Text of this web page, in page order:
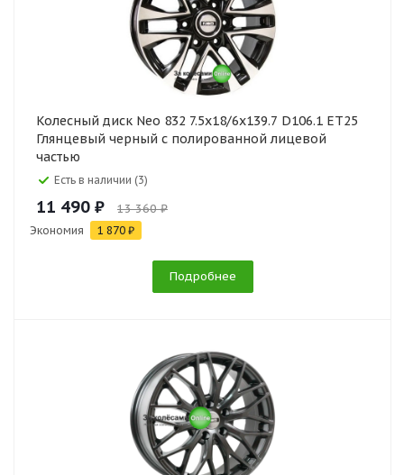
Колесный диск Neo 832 7.5x18/6x139.7 D106.1 ET25
Глянцевый черный с полированной лицевой
частью
Есть в наличии (3)
11 490 ₽ 13 360 ₽
Экономия 1 870 ₽
Подробнее